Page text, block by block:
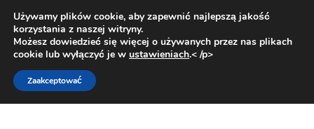
DOSTAWA od 31 zł
Pn.-pt. 9:00-16:00800 003 167
Przejdź
do
nawigacji
Przejdź
do
treści
Używamy plików cookie, aby zapewnić najlepszą jakość
korzystania z naszej witryny.
Możesz dowiedzieć się więcej o używanych przez nas plikach
cookie lub wyłączyć je w ustawieniach.< /p>
Zaakceptować